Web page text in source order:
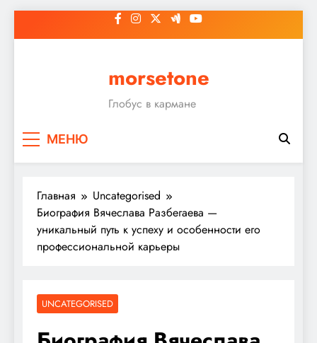
к
morsetone
Глобус в кармане
МЕНЮ
Главная
Uncategorised
Биография Вячеслава Разбегаева —
уникальный путь к успеху и особенности его
профессиональной карьеры
UNCATEGORISED